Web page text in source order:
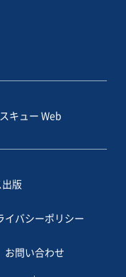
キュー Web
版
イバシーポリシー
お問い合わせ